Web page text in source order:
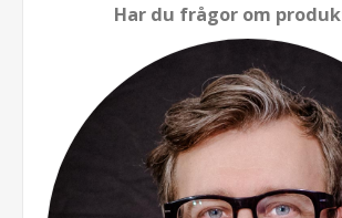
Har du frågor om